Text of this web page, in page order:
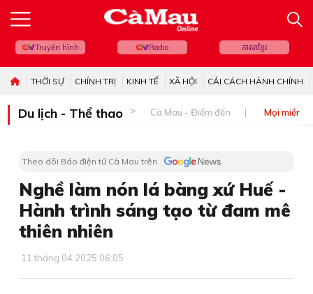
Truyền hình Radio ភាសាខ្មែរ
THỜI SỰ CHÍNH TRỊ KINH TẾ XÃ HỘI CẢI CÁCH HÀNH CHÍNH
Du lịch - Thể thao Cà Mau - Điểm đến Mọi miền
Theo dõi Báo điện tử Cà Mau trên
Nghề làm nón lá bàng xứ Huế -
Hành trình sáng tạo từ đam mê
thiên nhiên
11 tháng 04 2025 06:05